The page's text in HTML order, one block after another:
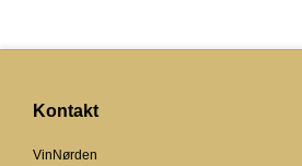
Kontakt
VinNørden